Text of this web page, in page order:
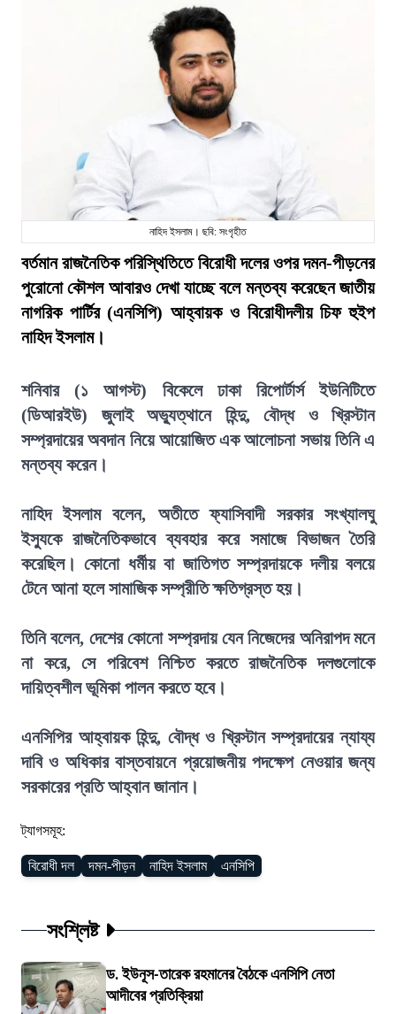
নাহিদ ইসলাম। ছবি: সংগৃহীত
বর্তমান রাজনৈতিক পরিস্থিতিতে বিরোধী দলের ওপর দমন-পীড়নের
পুরোনো কৌশল আবারও দেখা যাচ্ছে বলে মন্তব্য করেছেন জাতীয়
নাগরিক পার্টির (এনসিপি) আহ্বায়ক ও বিরোধীদলীয় চিফ হুইপ
নাহিদ ইসলাম।
শনিবার (১ আগস্ট) বিকেলে ঢাকা রিপোর্টার্স ইউনিটিতে
(ডিআরইউ) জুলাই অভ্যুত্থানে হিন্দু, বৌদ্ধ ও খ্রিস্টান
সম্প্রদায়ের অবদান নিয়ে আয়োজিত এক আলোচনা সভায় তিনি এ
মন্তব্য করেন।
নাহিদ ইসলাম বলেন, অতীতে ফ্যাসিবাদী সরকার সংখ্যালঘু
ইস্যুকে রাজনৈতিকভাবে ব্যবহার করে সমাজে বিভাজন তৈরি
করেছিল। কোনো ধর্মীয় বা জাতিগত সম্প্রদায়কে দলীয় বলয়ে
টেনে আনা হলে সামাজিক সম্প্রীতি ক্ষতিগ্রস্ত হয়।
তিনি বলেন, দেশের কোনো সম্প্রদায় যেন নিজেদের অনিরাপদ মনে
না করে, সে পরিবেশ নিশ্চিত করতে রাজনৈতিক দলগুলোকে
দায়িত্বশীল ভূমিকা পালন করতে হবে।
এনসিপির আহ্বায়ক হিন্দু, বৌদ্ধ ও খ্রিস্টান সম্প্রদায়ের ন্যায্য
দাবি ও অধিকার বাস্তবায়নে প্রয়োজনীয় পদক্ষেপ নেওয়ার জন্য
সরকারের প্রতি আহ্বান জানান।
ট্যাগসমূহ:
বিরোধী দল দমন-পীড়ন নাহিদ ইসলাম এনসিপি
সংশ্লিষ্ট
ড. ইউনূস-তারেক রহমানের বৈঠকে এনসিপি নেতা
আদীবের প্রতিক্রিয়া